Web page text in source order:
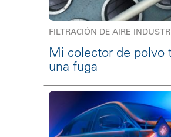
FILTRACIÓN DE AIRE
Mi colector de polvo
una fuga